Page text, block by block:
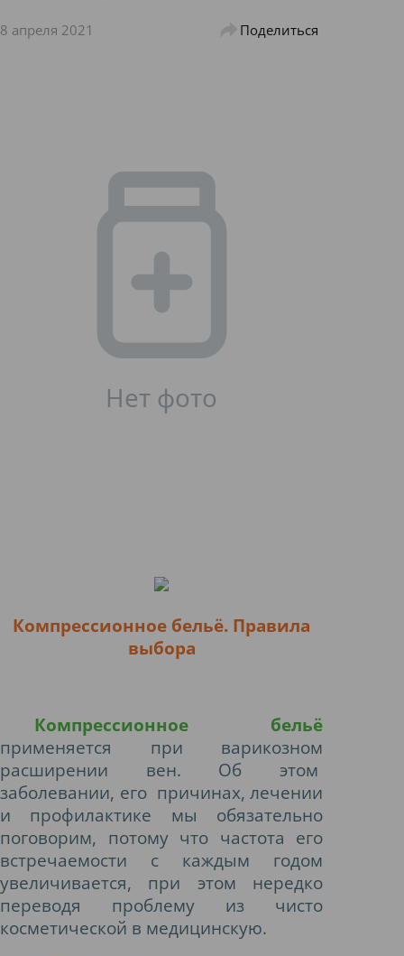
8 апреля 2021 Поделиться
Компрессионное бельё. Правила
выбора
Компрессионное бельё
применяется при варикозном
расширении вен. Об этом
заболевании, его причинах, лечении
и профилактике мы обязательно
поговорим, потому что частота его
встречаемости с каждым годом
увеличивается, при этом нередко
переводя проблему из чисто
косметической в медицинскую.